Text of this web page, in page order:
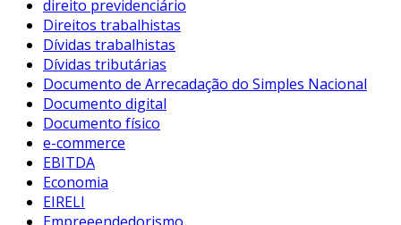
direito previdenciário
Direitos trabalhistas
Dívidas trabalhistas
Dívidas tributárias
Documento de Arrecadação do Simples Nacional
Documento digital
Documento físico
e-commerce
EBITDA
Economia
EIRELI